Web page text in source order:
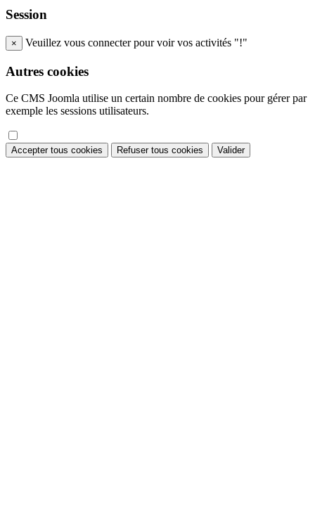
Session
× Veuillez vous connecter pour voir vos activités "!"
Autres cookies
Ce CMS Joomla utilise un certain nombre de cookies pour gérer par
exemple les sessions utilisateurs.
Accepter tous cookies Refuser tous cookies Valider